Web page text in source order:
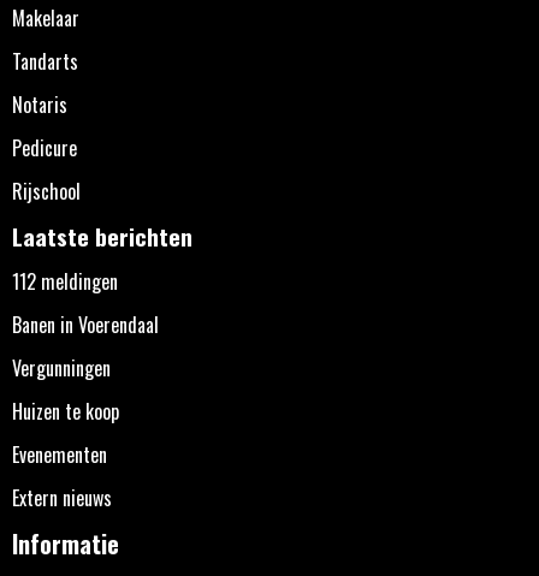
Makelaar
Tandarts
Notaris
Pedicure
Rijschool
Laatste berichten
112 meldingen
Banen in Voerendaal
Vergunningen
Huizen te koop
Evenementen
Extern nieuws
Informatie